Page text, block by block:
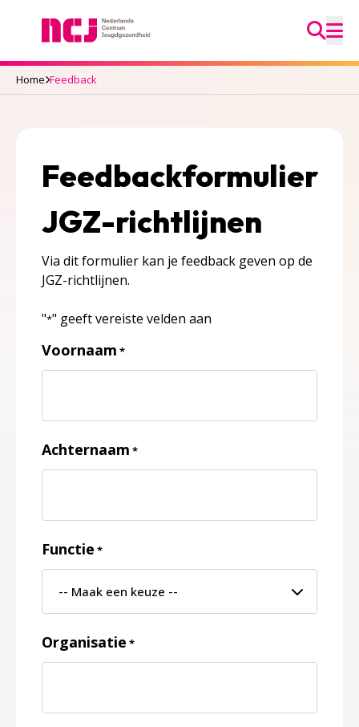
Ga
Home Feedback
Feedbackformulier
JGZ-richtlijnen
Via dit formulier kan je feedback geven op de
JGZ-richtlijnen.
"*" geeft vereiste velden aan
Voornaam *
Achternaam *
Functie *
Organisatie *